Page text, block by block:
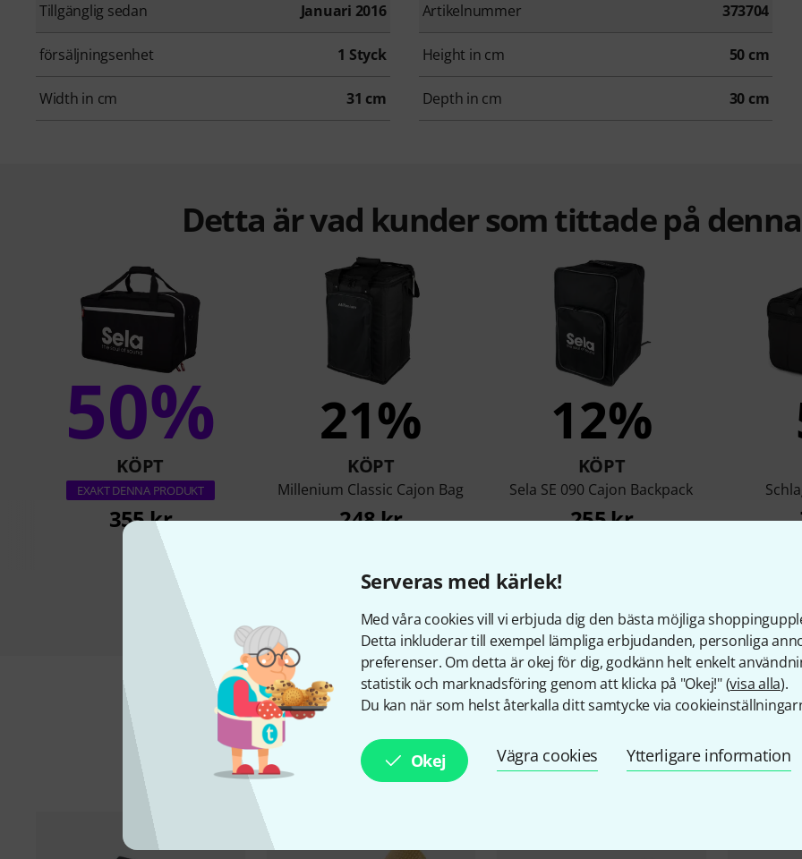
Serveras med kärlek!
Med våra cookies vill vi erbjuda dig den bästa möjliga
Detta inkluderar till exempel lämpliga erbjudanden, personliga
preferenser. Om detta är okej för dig, godkänn helt enkelt
statistik och marknadsföring genom att klicka på "Okej!" (visa alla).
Du kan när som helst återkalla ditt samtycke via
Okej Vägra cookies Ytterligare information
Tillgänglig sedan Januari 2016 Artikelnummer 373704
försäljningsenhet 1 Styck Height in cm 50 cm
Width in cm 31 cm Depth in cm 30 cm
Detta är vad kunder som tittade på
50%
KÖPT
EXAKT DENNA PRODUKT
355 kr
21%
KÖPT
Millenium Classic Cajon Bag
248 kr
12%
KÖPT
Sela SE 090 Cajon Backpack
255 kr
Tillbehör & matchande